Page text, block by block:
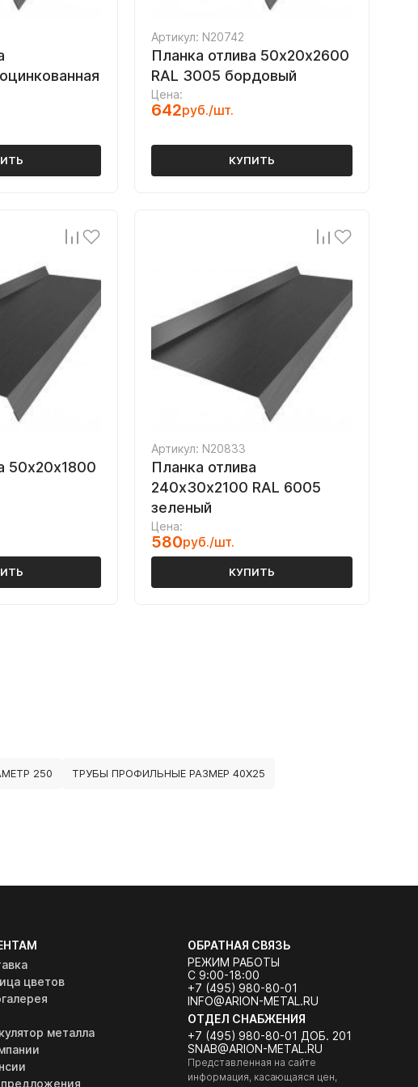
Артикул: N20742
Планка отлива 50х20х2600
RAL 3005 бордовый
Цена:
642руб./шт.
КУПИТЬ
50х20х1800
Артикул: N20833
Планка отлива
240х30х2100 RAL 6005
зеленый
Цена:
580руб./шт.
КУПИТЬ
250 ТРУБЫ ПРОФИЛЬНЫЕ РАЗМЕР 40Х25
цветов
металла
ОБРАТНАЯ СВЯЗЬ
РЕЖИМ РАБОТЫ
С 9:00-18:00
+7 (495) 980-80-01
INFO@ARION-METAL.RU
ОТДЕЛ СНАБЖЕНИЯ
+7 (495) 980-80-01 ДОБ. 201
SNAB@ARION-METAL.RU
Представленная на сайте
информация, касающаяся цен,